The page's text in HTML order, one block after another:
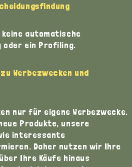
automatische
oder ein Profiling.
Werbezwecken und
nur für eigene Werbezwecke.
Produkte, unsere
interessante
Daher nutzen wir Ihre
Ihre Käufe hinaus